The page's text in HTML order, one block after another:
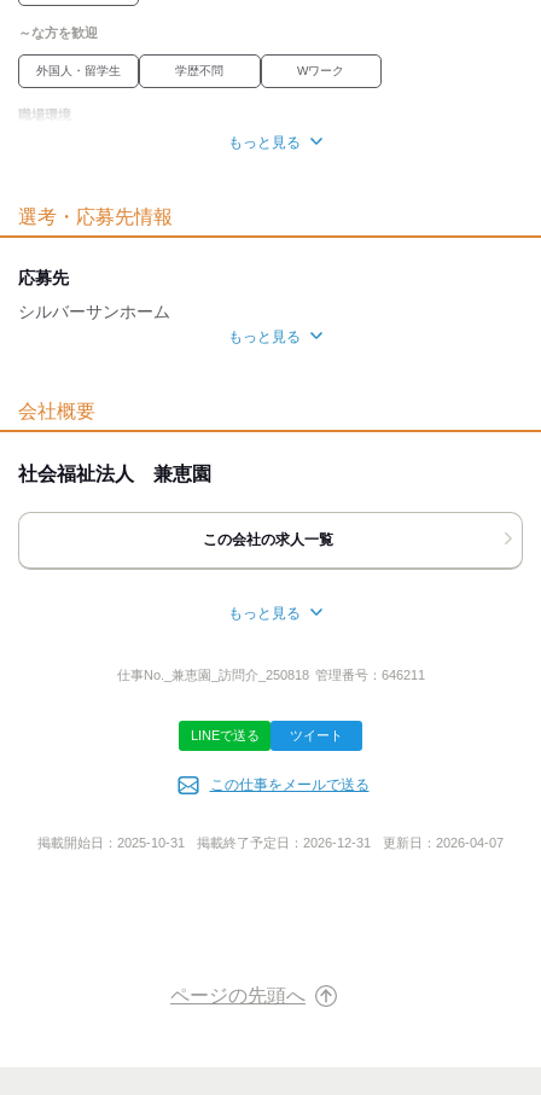
～な方を歓迎
外国人・留学生 学歴不問 Wワーク
職場環境
交通費有
もっと見る
選考・応募先情報
応募先
シルバーサンホーム
最後までお読みいただき
ありがとうございます！
●WEB応募の場合
￣￣￣￣￣￣￣￣
「今すぐ応募する」ボタンより
必要事項入力の上送信おねがいします。
採用担当よりご連絡いたしますので、
「電話する」ボタンよりお電話ください！
「バイトルを見た」と言って頂ければスムーズです！
「応募どうしようかな…」と迷ってらっしゃる方は、
あとで探しやすくなりますよ♪
もっと見る
会社概要
社会福祉法人 兼恵園
この会社の求人一覧
福岡県北九州市小倉北区大手町17-15
(1)第一種社会福祉事業
(2)第二種社会福祉事業
もっと見る
仕事No. _兼恵園_訪問介_250818 管理番号： 646211
LINEで送る ツイート
この仕事をメールで送る
掲載開始日： 2025-10-31 掲載終了予定日： 2026-12-31 更新日： 2026-04-07
ページの先頭へ